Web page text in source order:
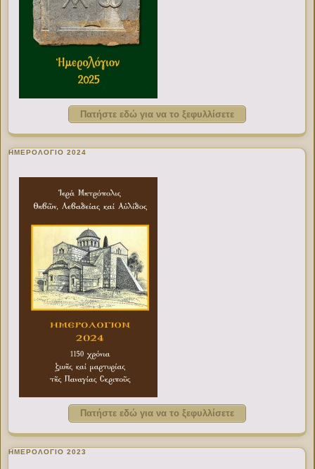
Πατήστε εδώ για να το ξεφυλλίσετε
ΗΜΕΡΟΛΟΓΙΟ 2024
Πατήστε εδώ για να το ξεφυλλίσετε
ΗΜΕΡΟΛΟΓΙΟ 2023